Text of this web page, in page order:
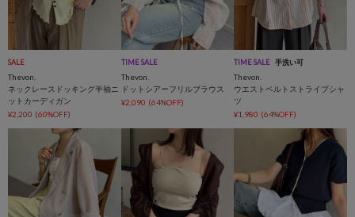
SALE
Thevon.
ネックレースドッキング半袖ニ
ットカーディガン
¥2,200 (60%OFF)
TIME SALE
Thevon.
ドットシアーフリルブラウス
¥2,090 (64%OFF)
TIME SALE 手洗い可
Thevon.
ウエストベルトストライプシャ
ツ
¥1,980 (64%OFF)